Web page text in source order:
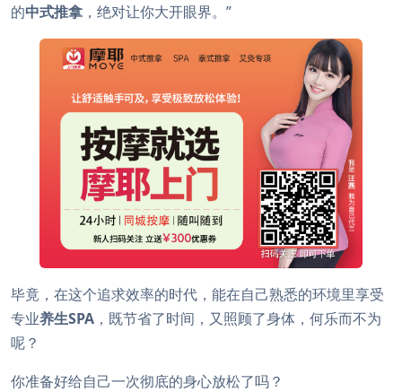
的中式推拿 ，绝对让你大开眼界。”
毕竟，在这个追求效率的时代，能在自己熟悉的环境里享受
专业养生SPA ，既节省了时间，又照顾了身体，何乐而不为
呢？
你准备好给自己一次彻底的身心放松了吗？